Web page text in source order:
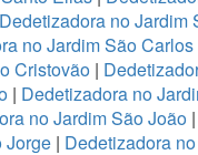
Dedetizadora no Jardim
no Jardim São Carlos
Cristovão |
| Dedetizadora no
no Jardim São João |
Jorge | Dedetizadora